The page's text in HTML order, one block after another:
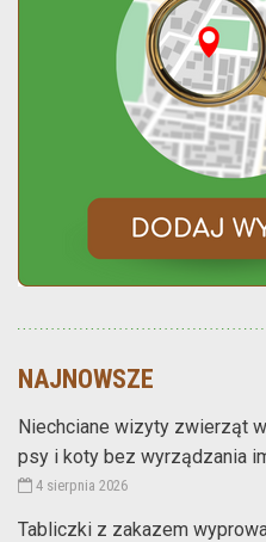
NAJNOWSZE
Niechciane wizyty zwierząt
psy i koty bez wyrządzania
4 sierpnia 2026
Tabliczki z zakazem